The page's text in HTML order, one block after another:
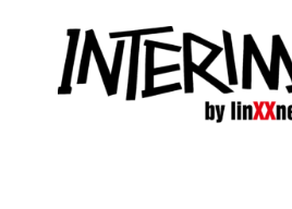
springen